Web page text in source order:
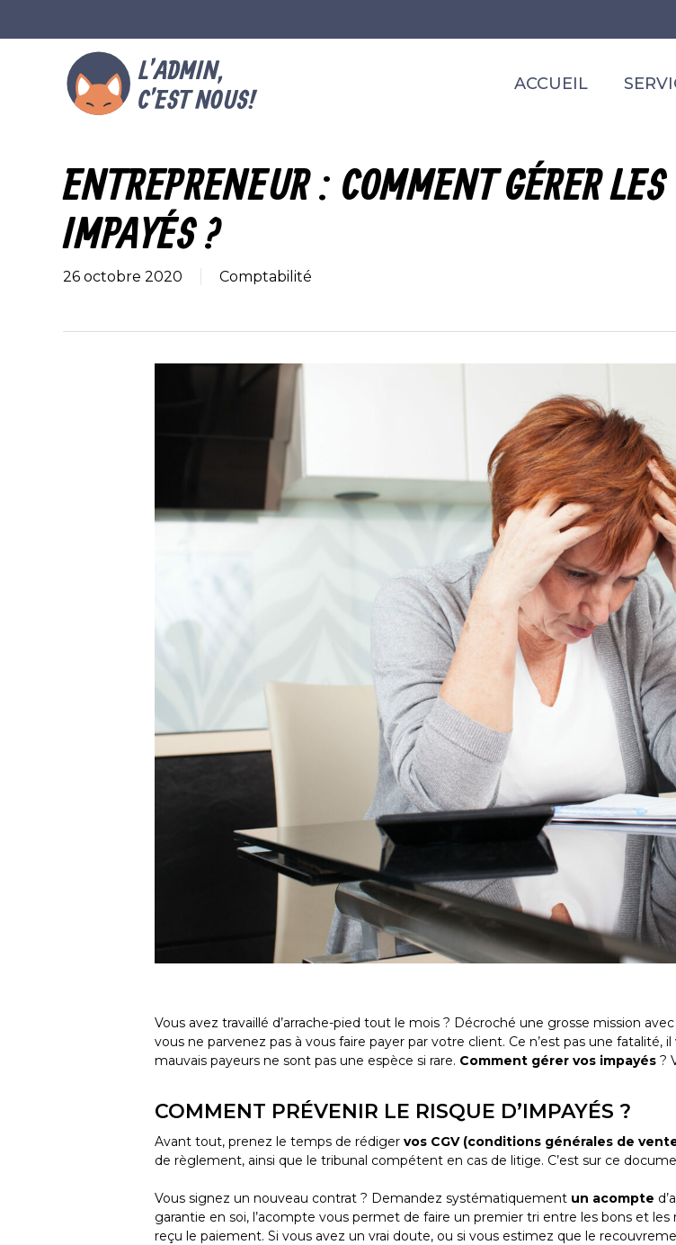
ACCUEIL
ENTREPRENEUR : COMMENT GÉRER LES
IMPAYÉS ?
26 octobre 2020 Comptabilité
Vous avez travaillé d’arrache-pied tout le mois ? Décroché une grosse mission
vous ne parvenez pas à vous faire payer par votre client. Ce n’est pas une
mauvais payeurs ne sont pas une espèce si rare. Comment gérer vos impayés ?
COMMENT PRÉVENIR LE RISQUE D’IMPAYÉS ?
Avant tout, prenez le temps de rédiger vos CGV (conditions générales de
de règlement, ainsi que le tribunal compétent en cas de litige. C’est sur ce
Vous signez un nouveau contrat ? Demandez systématiquement un acompte
garantie en soi, l’acompte vous permet de faire un premier tri entre les bons et les
reçu le paiement. Si vous avez un vrai doute, ou si vous estimez que le